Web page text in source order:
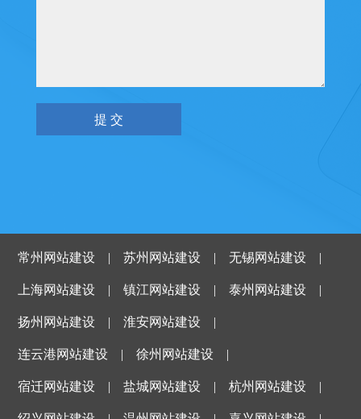
常州网站建设 |苏州网站建设 |无锡网站建设 |
上海网站建设 |镇江网站建设 |泰州网站建设 |
扬州网站建设 |淮安网站建设 |
连云港网站建设 |徐州网站建设 |
宿迁网站建设 |盐城网站建设 |杭州网站建设 |